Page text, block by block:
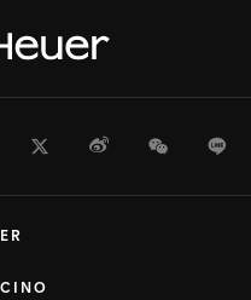
TwitterWeiboWeChat